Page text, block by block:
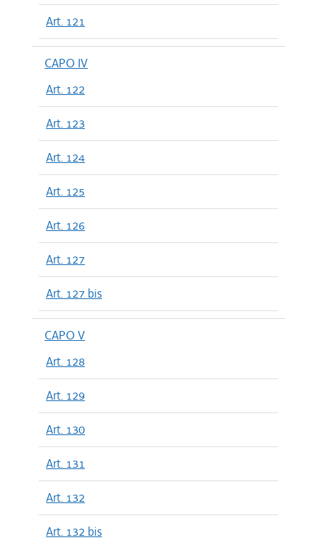
Art. 121
CAPO IV
Art. 122
Art. 123
Art. 124
Art. 125
Art. 126
Art. 127
Art. 127 bis
CAPO V
Art. 128
Art. 129
Art. 130
Art. 131
Art. 132
Art. 132 bis